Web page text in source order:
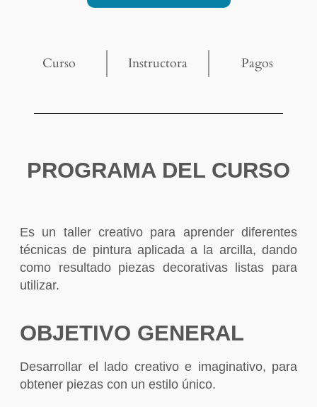
Curso Instructora Pagos
PROGRAMA DEL CURSO
Es un taller creativo para aprender diferentes
técnicas de pintura aplicada a la arcilla, dando
como resultado piezas decorativas listas para
utilizar.
OBJETIVO GENERAL
Desarrollar el lado creativo e imaginativo, para
obtener piezas con un estilo único.